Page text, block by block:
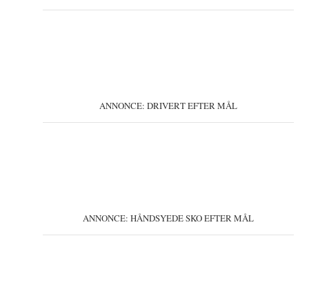
ANNONCE: DRIVERT EFTER MÅL
ANNONCE: HÅNDSYEDE SKO EFTER MÅL